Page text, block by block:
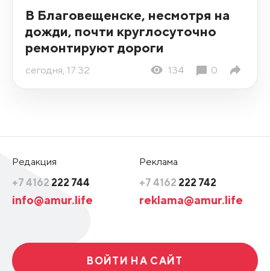
В Благовещенске, несмотря на
дожди, почти круглосуточно
ремонтируют дороги
сегодня, 17:32 134 0
Редакция
+7 4162 222 744
info@amur.life
Реклама
+7 4162 222 742
reklama@amur.life
ВОЙТИ НА САЙТ